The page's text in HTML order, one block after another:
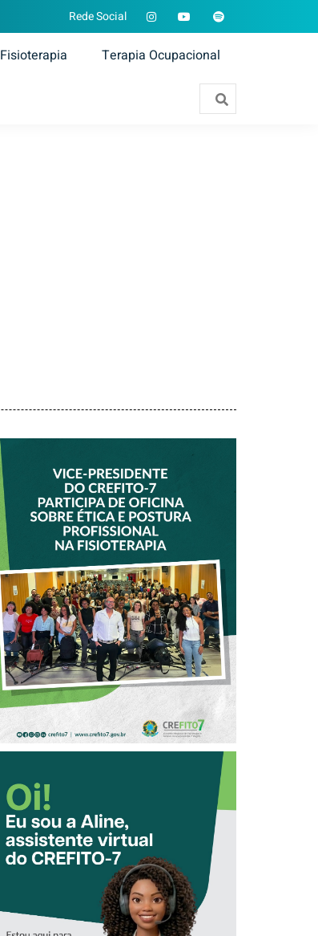
Rede Social
Fisioterapia Terapia Ocupacional
VICE-PRESIDENTE
DO CREFITO-7
PARTICIPA DE
OFICINA SOBRE
ÉTICA E POSTURA
PROFISSIONAL NA
FISIOTERAPIA
CONHEÇA A
‘ALINE’,
ASSISTENTE
VIRTUAL DO
CREFITO-7